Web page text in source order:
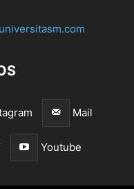
Mail
Youtube